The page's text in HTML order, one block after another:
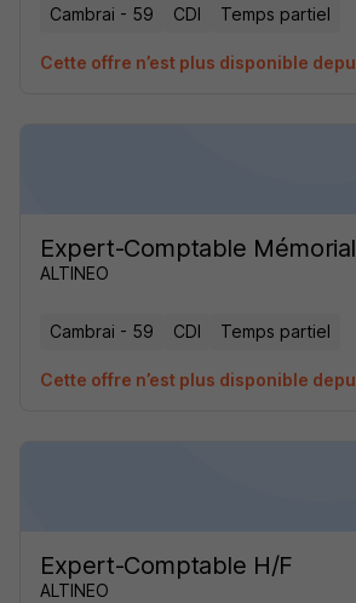
Cambrai - 59 CDI Temps partiel
Cette offre n’est plus disponible
Expert-Comptable
ALTINEO
Cambrai - 59 CDI Temps partiel
Cette offre n’est plus disponible
Expert-Comptable H/F
ALTINEO